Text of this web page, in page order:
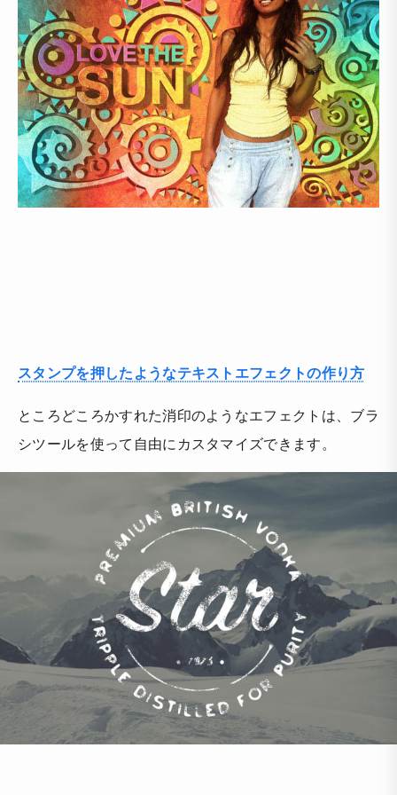
スタンプを押したようなテキストエフェクトの作り方
ところどころかすれた消印のようなエフェクトは、ブラ
シツールを使って自由にカスタマイズできます。